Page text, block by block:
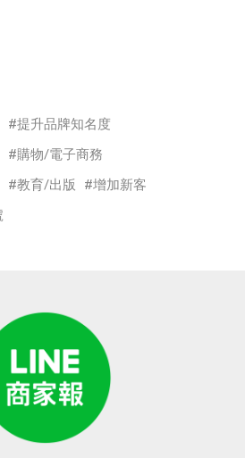
提升品牌知名度
購物/電子商務
教育/出版
增加新客